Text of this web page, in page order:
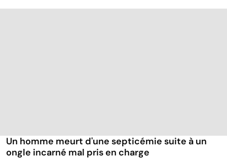
Un homme meurt d'une septicémie suite à un
ongle incarné mal pris en charge